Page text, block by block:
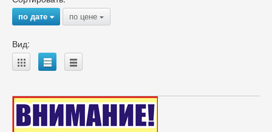
по дате{ по цене {
Вид:
A B C